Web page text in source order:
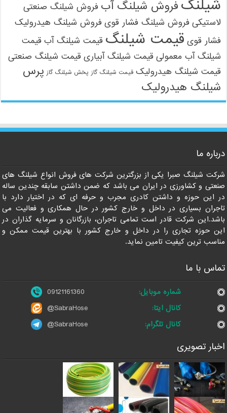
شیلنگ فروش شیلنگ آب فروش شیلنگ صنعتی
لاستیکی فروش شیلنگ فشار قوی فروش شیلنگ هیدرولیک
فشار قوی قیمت شیلنگ قیمت شیلنگ آب قیمت
شیلنگ آب معمولی قیمت شیلنگ آبیاری قیمت شیلنگ صنعتی
قیمت شیلنگ هیدرولیک قیمت شیلنگ گاز پخش شیلنگ گاز پرس
شیلنگ هیدرولیک
درباره ما
شرکت شیلنگ صبرا یکی از بزرگترین شرکت های فروش انواع شیلنگ های
صنعتی و کشاورزی در ایران می باشد که ضمن داشتن سابقه چندین ساله
در این حوزه و داشتن کادری مجرب و حرفه ای که در اختیار دارد با
تاجران بسیاری در داخل و خارج کشور در حال همکاری و فعالیت می
باشد.این شرکت قادر است تمامی تاجران، بازرگانان و سرمایه گذاران در
این حوزه تجاری را در داخل و خارج کشور با بهترین قیمت ممکن و
مناسب ترین کیفیت تامین نماید.
تماس با ما
شماره موبایل:
09121161360
کانال ایتا:
@SabraHose
کانال تلگرام:
@SabraHose
اخبار تصویری